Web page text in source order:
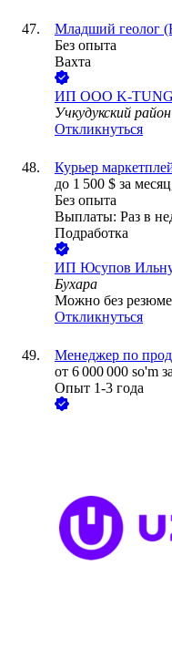
Младший геолог
Без опыта
Вахта
ИП ООО K-
Учкудукский район
Откликнуться
Курьер
до 1 500 $ за
Без опыта
Выплаты: Раз в
Подработка
ИП Юсупов
Бухара
Можно без резюме
Откликнуться
Менеджер по
от 6 000 000 so'm
Опыт 1-3 года